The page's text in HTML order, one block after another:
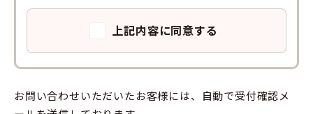
上記内容に同意する
お問い合わせいただいたお客様には、自動で受付確認メ